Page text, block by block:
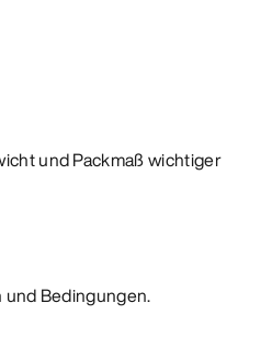
und Packmaß wichtiger
Bedingungen.